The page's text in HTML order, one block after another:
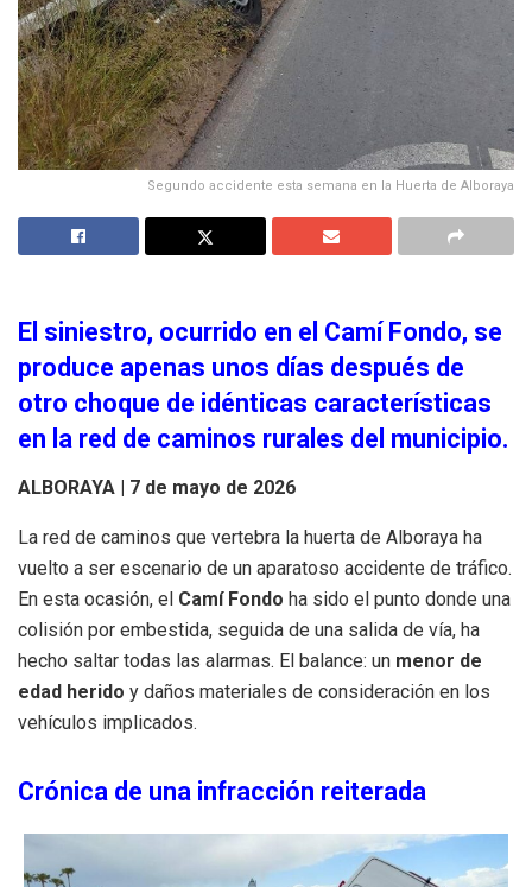
Segundo accidente esta semana en la Huerta de Alboraya
El siniestro, ocurrido en el Camí Fondo, se
produce apenas unos días después de
otro choque de idénticas características
en la red de caminos rurales del municipio.
ALBORAYA | 7 de mayo de 2026
La red de caminos que vertebra la huerta de Alboraya ha
vuelto a ser escenario de un aparatoso accidente de tráfico.
En esta ocasión, el Camí Fondo ha sido el punto donde una
colisión por embestida, seguida de una salida de vía, ha
hecho saltar todas las alarmas. El balance: un menor de
edad herido y daños materiales de consideración en los
vehículos implicados.
Crónica de una infracción reiterada